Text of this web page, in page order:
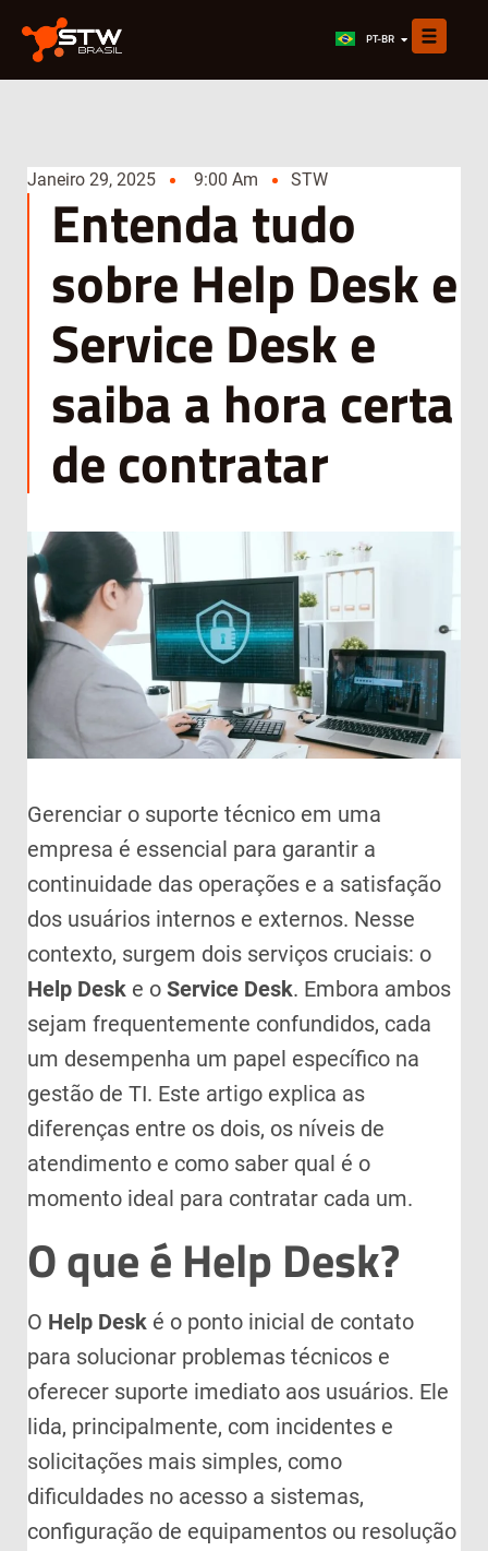
PT-BR
ES
Janeiro 29, 2025 9:00 Am STW
Entenda tudo
sobre Help Desk e
Service Desk e
saiba a hora certa
de contratar
Gerenciar o suporte técnico em uma
empresa é essencial para garantir a
continuidade das operações e a satisfação
dos usuários internos e externos. Nesse
contexto, surgem dois serviços cruciais: o
Help Desk e o Service Desk. Embora ambos
sejam frequentemente confundidos, cada
um desempenha um papel específico na
gestão de TI. Este artigo explica as
diferenças entre os dois, os níveis de
atendimento e como saber qual é o
momento ideal para contratar cada um.
O que é Help Desk?
O Help Desk é o ponto inicial de contato
para solucionar problemas técnicos e
oferecer suporte imediato aos usuários. Ele
lida, principalmente, com incidentes e
solicitações mais simples, como
dificuldades no acesso a sistemas,
configuração de equipamentos ou resolução